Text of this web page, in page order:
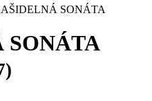
SONÁTA
SONÁTA